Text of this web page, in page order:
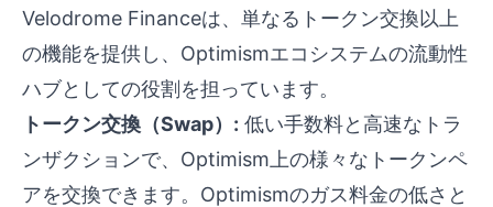
Velodrome Financeは、単なるトークン交換以上
の機能を提供し、Optimismエコシステムの流動性
ハブとしての役割を担っています。
トークン交換（Swap）: 低い手数料と高速なトラ
ンザクションで、Optimism上の様々なトークンペ
アを交換できます。Optimismのガス料金の低さと